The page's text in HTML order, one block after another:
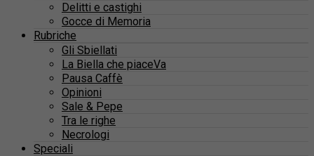
Delitti e castighi
Gocce di Memoria
Rubriche
Gli Sbiellati
La Biella che piaceVa
Pausa Caffè
Opinioni
Sale & Pepe
Tra le righe
Necrologi
Speciali